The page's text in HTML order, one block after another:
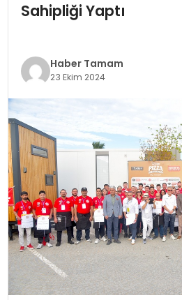
SAĞLIK
EKONOMI
MAGAZIN
SIYASET
EĞITIM
YAŞAM
Sahipliği Yaptı
Haber Tamam
23 Ekim 2024